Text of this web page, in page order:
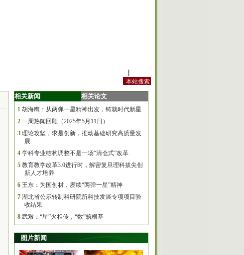
相关新闻 相关论文
1 胡海鹰：从两弹一星精神出发，铸就时代新星
2 一周热闻回顾（2025年5月11日）
3 理论攻坚，求是创新，推动基础研究高质量发
展
4 学科专业结构调整不是一场“清仓式”改革
5 教育教学改革3.0进行时，解密复旦理科拔尖创
新人才培养
6 王东：为国创材，赓续“两弹一星”精神
7 湖北省公示转制科研院所科技发展专项项目验
收结果
8 武艰：“星”火相传，“数”筑根基
图片新闻